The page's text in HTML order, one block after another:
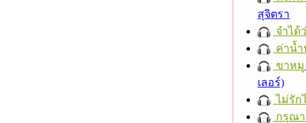
สุจิตรา
จำได้
ค่าน้
ขาหมู
เลอร์)
ไม่รัก
กรุณา